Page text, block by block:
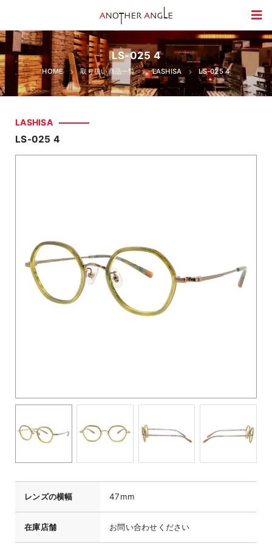
LS-025 4
HOME 取り扱い商品一覧 LASHISA LS-025 4
LASHISA
LS-025 4
レンズの横幅 47mm
在庫店舗 お問い合わせください